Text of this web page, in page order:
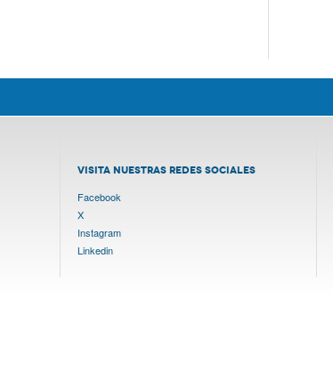
VISITA NUESTRAS REDES SOCIALES
Facebook
X
Instagram
Linkedin